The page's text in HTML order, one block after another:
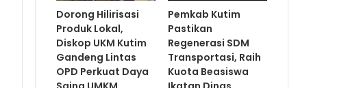
Dorong Hilirisasi
Produk Lokal,
Diskop UKM Kutim
Gandeng Lintas
OPD Perkuat Daya
Pemkab Kutim
Pastikan
Regenerasi SDM
Transportasi, Raih
Kuota Beasiswa